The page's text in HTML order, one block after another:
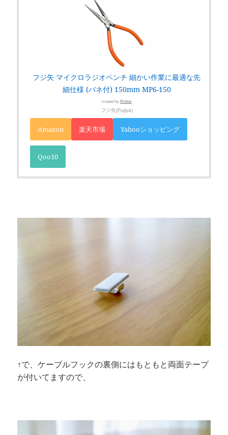
フジ矢 マイクロラジオペンチ 細かい作業に最適な先
細仕様 (バネ付) 150mm MP6-150
created by Rinker
フジ矢(Fujiya)
Amazon 楽天市場 Yahooショッピング
Qoo10
↑で、ケーブルフックの裏側にはもともと両面テープ
が付いてますので、